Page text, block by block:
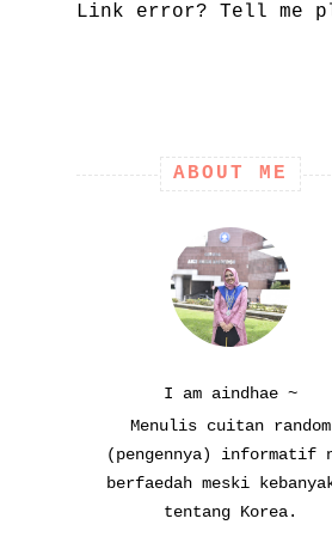
Link error? Tell me
ABOUT ME
I am aindhae ~
Menulis cuitan random
(pengennya) informatif
berfaedah meski
tentang Korea.